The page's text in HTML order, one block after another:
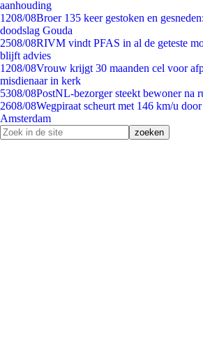
aanhouding
1208/08Broer 135 keer gestoken en
doodslag Gouda
2508/08RIVM vindt PFAS in al de geteste
blijft advies
1208/08Vrouw krijgt 30 maanden cel voor
misdienaar in kerk
5308/08PostNL-bezorger steekt bewoner na
2608/08Wegpiraat scheurt met 146 km/u
Amsterdam